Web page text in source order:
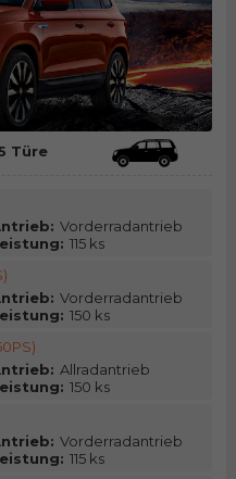
Türe
Vorderradantrieb
115 ks
Vorderradantrieb
150 ks
Allradantrieb
150 ks
Vorderradantrieb
115 ks